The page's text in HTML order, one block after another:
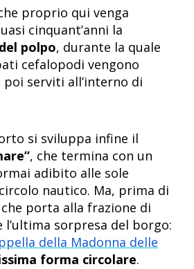
proprio qui venga
cinquant’anni la
polpo, durante la quale
cefalopodi vengono
serviti all’interno di
si sviluppa infine il
, che termina con un
adibito alle sole
nautico. Ma, prima di
porta alla frazione di
l’ultima sorpresa del borgo:
della Madonna delle
forma circolare.